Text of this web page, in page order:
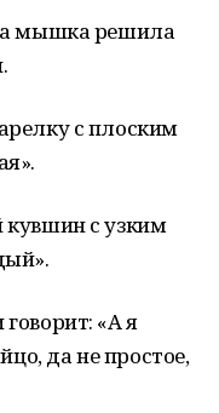
а мышка решила
с плоским
с узким
«А я
да не простое,